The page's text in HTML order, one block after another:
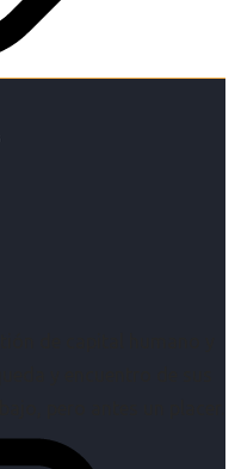
de capital humano y
y encuentro de sus
pero antes un placer.